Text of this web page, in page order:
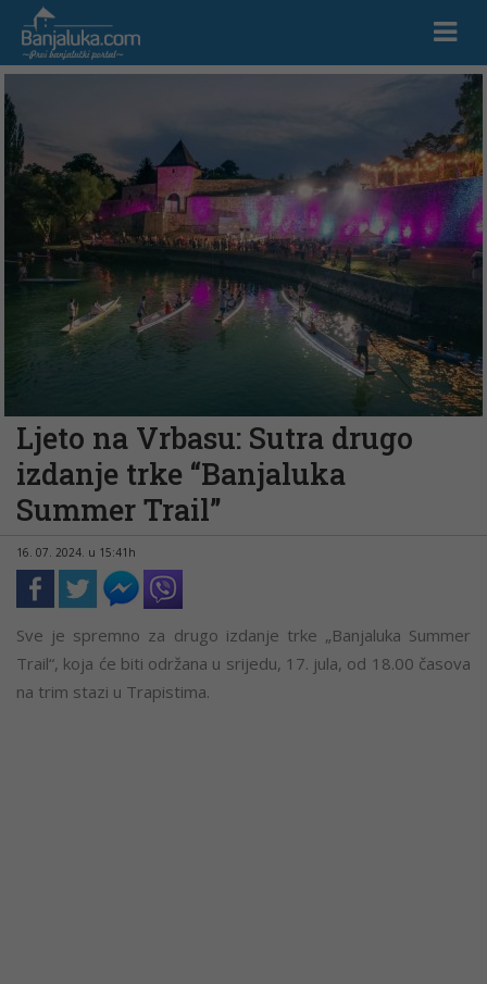
Ljeto na Vrbasu: Sutra drugo
izdanje trke “Banjaluka
Summer Trail”
16. 07. 2024. u 15:41h
Sve je spremno za drugo izdanje trke „Banjaluka Summer
Trail“, koja će biti održana u srijedu, 17. jula, od 18.00 časova
na trim stazi u Trapistima.